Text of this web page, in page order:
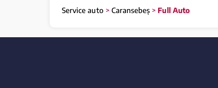
Service auto > Caransebeș > Full Auto